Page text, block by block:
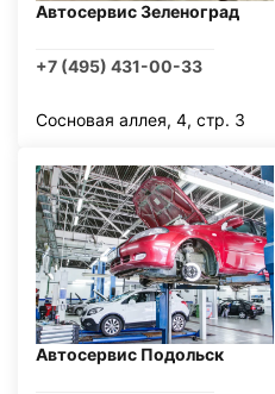
Автосервис Зеленоград
+7 (495) 431-00-33
Сосновая аллея, 4, стр. 3
Автосервис Подольск